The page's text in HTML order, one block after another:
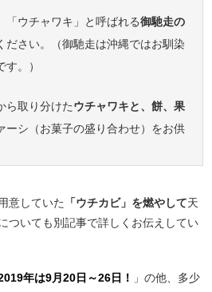
ウチャワキ」と呼ばれる御馳走の
ださい。（御馳走は沖縄ではお馴染
す。）
ら取り分けたウチャワキと、餅、果
ーシ（お菓子の盛り合わせ）をお供
意していた 「ウチカビ」を燃やして天
ついても別記事で詳しくお伝えしてい
年は9月20日～26日！
」の他、多少